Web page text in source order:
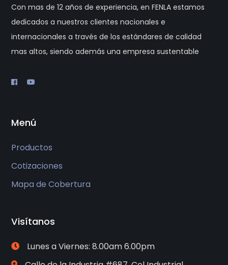
Con mas de 12 años de experiencia, en FENLA estamos
dedicados a nuestros clientes nacionales e
internacionales a través de los estándares de calidad
mas altos, siendo además una empresa sustentable
Menú
Productos
Cotizaciones
Mapa de Cobertura
Visítanos
Lunes a Viernes: 8.00am 6.00pm